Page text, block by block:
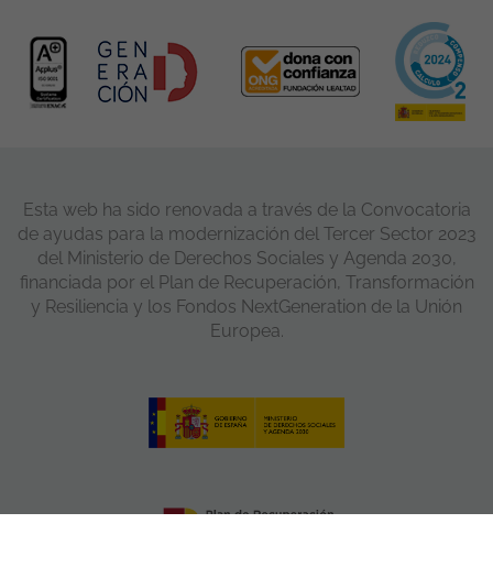
Esta web ha sido renovada a través de la Convocatoria
de ayudas para la modernización del Tercer Sector 2023
del Ministerio de Derechos Sociales y Agenda 2030,
financiada por el Plan de Recuperación, Transformación
y Resiliencia y los Fondos NextGeneration de la Unión
Europea.